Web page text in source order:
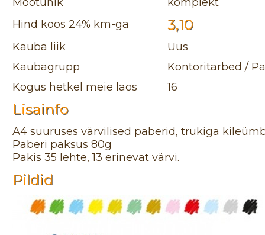
Hind koos 24% km-ga
3,10
Kauba liik
Uus
Kaubagrupp
Kontoritarbed /
Kogus hetkel meie laos
16
Lisainfo
A4 suuruses värvilised paberid, trukiga
Paberi paksus 80g
Pakis 35 lehte, 13 erinevat värvi.
Pildid